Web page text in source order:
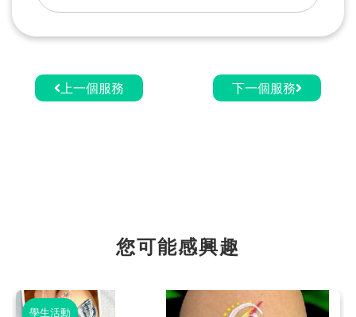
上一個服務 下一個服務
您可能感興趣
學生活動